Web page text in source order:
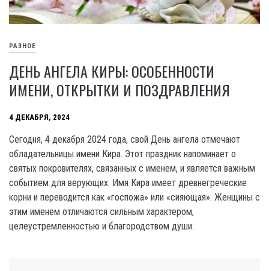
РАЗНОЕ
ДЕНЬ АНГЕЛА КИРЫ: ОСОБЕННОСТИ
ИМЕНИ, ОТКРЫТКИ И ПОЗДРАВЛЕНИЯ
4 ДЕКАБРЯ, 2024
Сегодня, 4 декабря 2024 года, свой День ангела отмечают
обладательницы имени Кира. Этот праздник напоминает о
святых покровителях, связанных с именем, и является важным
событием для верующих. Имя Кира имеет древнегреческие
корни и переводится как «госпожа» или «сияющая». Женщины с
этим именем отличаются сильным характером,
целеустремленностью и благородством души.